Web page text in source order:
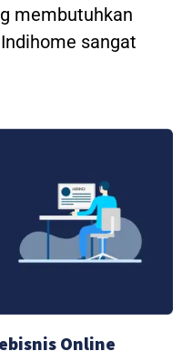
membutuhkan
sangat
Online